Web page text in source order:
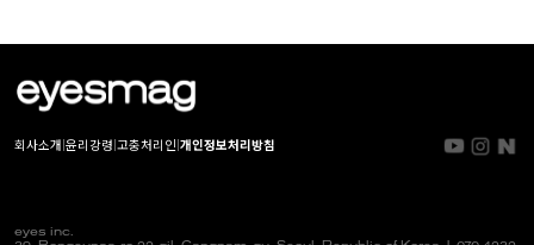
회사소개 윤리강령 고충처리인 개인정보처리방침
eyes inc.